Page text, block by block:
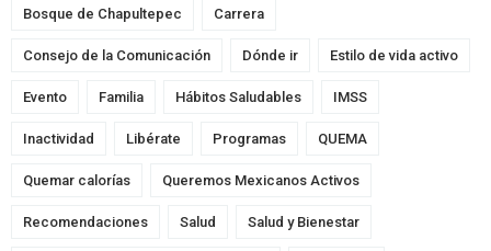
Bosque de Chapultepec Carrera
Consejo de la Comunicación Dónde ir Estilo de vida activo
Evento Familia Hábitos Saludables IMSS
Inactividad Libérate Programas QUEMA
Quemar calorías Queremos Mexicanos Activos
Recomendaciones Salud Salud y Bienestar